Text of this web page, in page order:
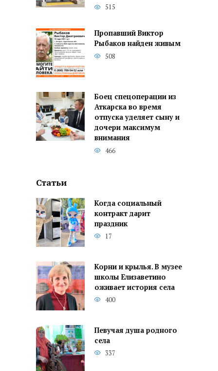
515
Пропавший Виктор
Рыбаков найден живым
508
Боец спецоперации из
Аткарска во время
отпуска уделяет сыну и
дочери максимум
внимания
466
Статьи
Когда социальный
контракт дарит
праздник
17
Корни и крылья. В музее
школы Елизаветино
оживает история села
400
Певучая душа родного
села
337